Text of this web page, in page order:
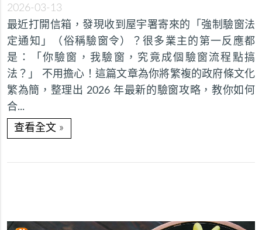
2026-03-13
最近打開信箱，發現收到屋宇署寄來的「強制驗窗法
定通知」（俗稱驗窗令）？很多業主的第一反應都
是：「你驗窗，我驗窗，究竟成個驗窗流程點搞
法？」 不用擔心！這篇文章為你將繁複的政府條文化
繁為簡，整理出 2026 年最新的驗窗攻略，教你如何
合...
查看全文 »